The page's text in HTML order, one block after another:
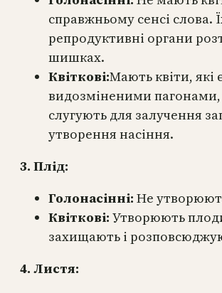
справжньому сенсі слова.
репродуктивні органи
шишках.
Квіткові:Мають квіти, які
видозміненими
слугують для залучення
утворення насіння.
3. Плід:
Голонасінні: Не
Квіткові: Утворюють
захищають і
4. Листя: